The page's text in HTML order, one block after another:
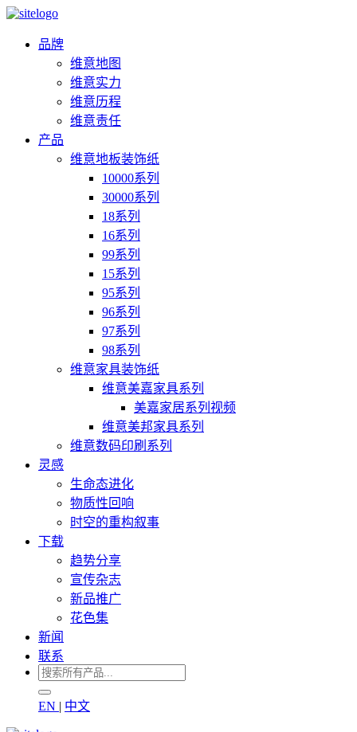
品牌
维意地图
维意实力
维意历程
维意责任
产品
维意地板装饰纸
10000系列
30000系列
18系列
16系列
99系列
15系列
95系列
96系列
97系列
98系列
维意家具装饰纸
维意美嘉家具系列
美嘉家居系列视频
维意美邦家具系列
维意数码印刷系列
灵感
生命态进化
物质性回响
时空的重构叙事
下载
趋势分享
宣传杂志
新品推广
花色集
新闻
联系
EN | 中文